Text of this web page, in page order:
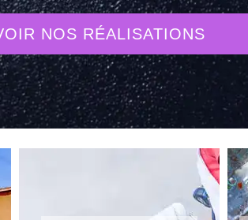
NOS RÉALISATIONS